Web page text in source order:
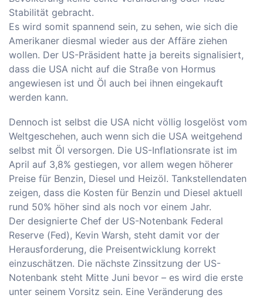
Stabilität gebracht.
Es wird somit spannend sein, zu sehen, wie sich die
Amerikaner diesmal wieder aus der Affäre ziehen
wollen. Der US-Präsident hatte ja bereits signalisiert,
dass die USA nicht auf die Straße von Hormus
angewiesen ist und Öl auch bei ihnen eingekauft
werden kann.
Dennoch ist selbst die USA nicht völlig losgelöst vom
Weltgeschehen, auch wenn sich die USA weitgehend
selbst mit Öl versorgen. Die US-Inflationsrate ist im
April auf 3,8% gestiegen, vor allem wegen höherer
Preise für Benzin, Diesel und Heizöl. Tankstellendaten
zeigen, dass die Kosten für Benzin und Diesel aktuell
rund 50% höher sind als noch vor einem Jahr.
Der designierte Chef der US-Notenbank Federal
Reserve (Fed), Kevin Warsh, steht damit vor der
Herausforderung, die Preisentwicklung korrekt
einzuschätzen. Die nächste Zinssitzung der US-
Notenbank steht Mitte Juni bevor – es wird die erste
unter seinem Vorsitz sein. Eine Veränderung des